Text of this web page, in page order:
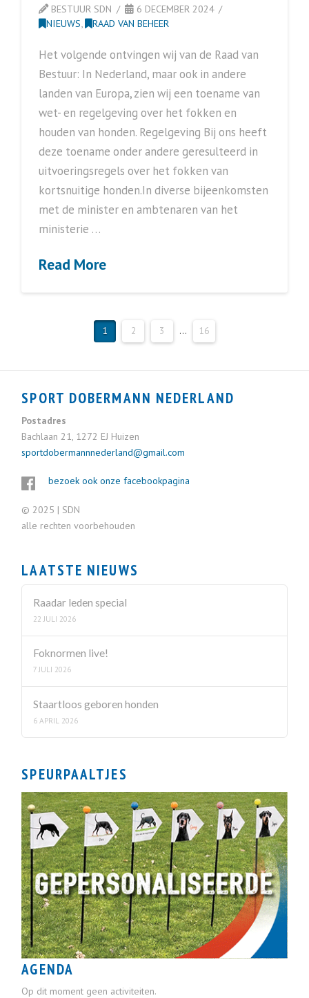
BESTUUR SDN
6 DECEMBER 2024
NIEUWS, RAAD VAN BEHEER
Het volgende ontvingen wij van de Raad van
Bestuur: In Nederland, maar ook in andere
landen van Europa, zien wij een toename van
wet- en regelgeving over het fokken en
houden van honden. Regelgeving Bij ons heeft
deze toename onder andere geresulteerd in
uitvoeringsregels over het fokken van
kortsnuitige honden.In diverse bijeenkomsten
met de minister en ambtenaren van het
ministerie …
Read More
1 2 3 ... 16
SPORT DOBERMANN NEDERLAND
Postadres
Bachlaan 21, 1272 EJ Huizen
sportdobermannnederland@gmail.com
bezoek ook onze facebookpagina
© 2025 | SDN
alle rechten voorbehouden
LAATSTE NIEUWS
Raadar leden special
22 JULI 2026
Foknormen live!
7 JULI 2026
Staartloos geboren honden
6 APRIL 2026
SPEURPAALTJES
AGENDA
Op dit moment geen activiteiten.